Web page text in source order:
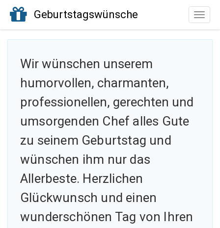
Toggle
Geburtstagswünsche
Wir wünschen unserem
humorvollen, charmanten,
professionellen, gerechten und
umsorgenden Chef alles Gute
zu seinem Geburtstag und
wünschen ihm nur das
Allerbeste. Herzlichen
Glückwunsch und einen
wunderschönen Tag von Ihren